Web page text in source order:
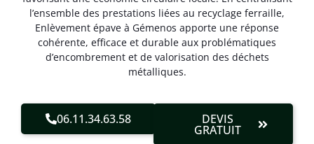
l’ensemble des prestations liées au recyclage ferraille,
Enlèvement épave à Gémenos apporte une réponse
cohérente, efficace et durable aux problématiques
d’encombrement et de valorisation des déchets
métalliques.
06.11.34.63.58 DEVIS
GRATUIT